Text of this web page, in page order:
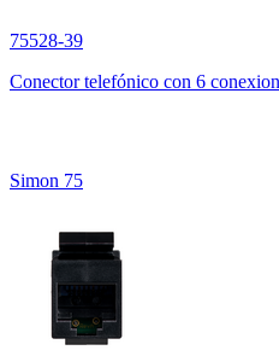
75528-39
Conector telefónico con 6
Simon 75